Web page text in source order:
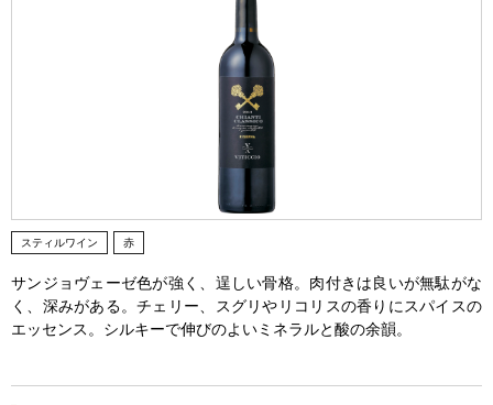
スティルワイン 赤
サンジョヴェーゼ色が強く、逞しい骨格。肉付きは良いが無駄がな
く、深みがある。チェリー、スグリやリコリスの香りにスパイスの
エッセンス。シルキーで伸びのよいミネラルと酸の余韻。